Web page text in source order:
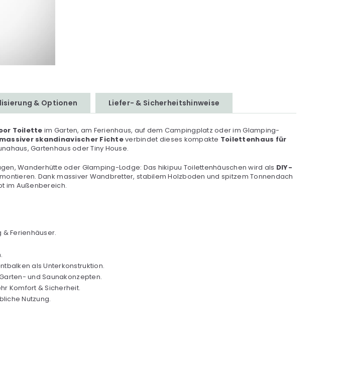
& Optionen Liefer- & Sicherheitshinweise
Toilette im Garten, am Ferienhaus, auf dem Campingplatz oder im Glamping-
massiver skandinavischer Fichteverbindet dieses kompakte Toilettenhaus für
Gartenhaus oder Tiny House.
Wanderhütte oder Glamping-Lodge: Das hikipuu Toilettenhäuschen wird als DIY-
Dank massiver Wandbretter, stabilem Holzboden und spitzem Tonnendach
im Außenbereich.
Ferienhäuser.
als Unterkonstruktion.
und Saunakonzepten.
Komfort & Sicherheit.
Nutzung.